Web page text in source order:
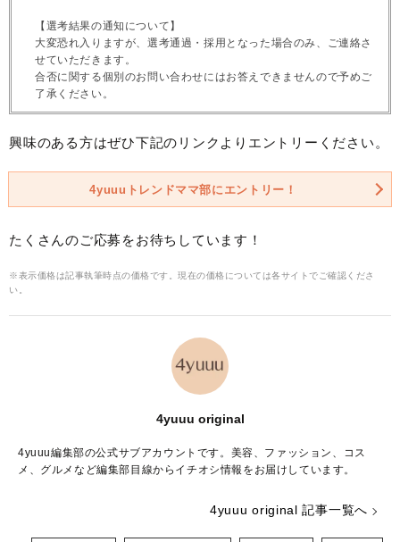
【選考結果の通知について】
大変恐れ入りますが、選考通過・採用となった場合のみ、ご連絡さ
せていただきます。
合否に関する個別のお問い合わせにはお答えできませんので予めご
了承ください。
興味のある方はぜひ下記のリンクよりエントリーください。
4yuuuトレンドママ部にエントリー！
たくさんのご応募をお待ちしています！
※表示価格は記事執筆時点の価格です。現在の価格については各サイトでご確認くださ
い。
4yuuu original
4yuuu編集部の公式サブアカウントです。美容、ファッション、コス
メ、グルメなど編集部目線からイチオシ情報をお届けしています。
4yuuu original 記事一覧へ